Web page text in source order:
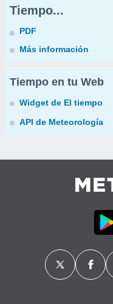
Tiempo...
PDF
Más información
Tiempo en tu Web
Widget de El tiempo
API de Meteorología